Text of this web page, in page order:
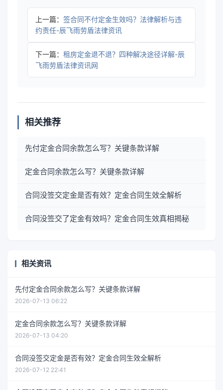
上一篇： 签合同不付定金生效吗？法律解析与违
约责任-辰飞雨劳盾法律资讯
下一篇： 租房定金退不退？四种解决途径详解-辰
飞雨劳盾法律资讯网
相关推荐
先付定金合同余款怎么写？关键条款详解
定金合同余款怎么写？关键条款详解
合同没签交定金是否有效？定金合同生效全解析
合同没签交了定金有效吗？定金合同生效真相揭秘
相关资讯
先付定金合同余款怎么写？关键条款详解
2026-07-13 06:22
定金合同余款怎么写？关键条款详解
2026-07-13 04:20
合同没签交定金是否有效？定金合同生效全解析
2026-07-12 22:41